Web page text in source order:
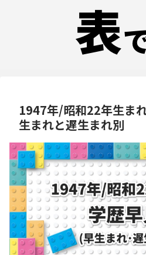
1947年/昭和22年生ま
生まれと遅生まれ別